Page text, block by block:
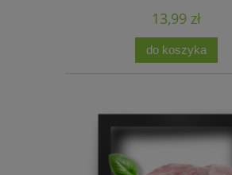
13,99 zł
do koszyka